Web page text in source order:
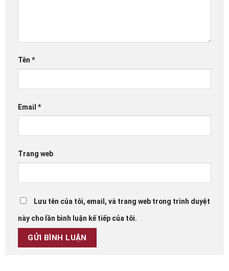
Tên *
Email *
Trang web
Lưu tên của tôi, email, và trang web trong trình duyệt
này cho lần bình luận kế tiếp của tôi.